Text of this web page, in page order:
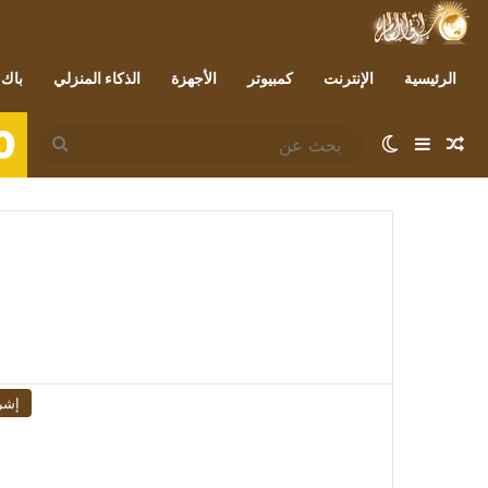
الرئيسية الإنترنت كمبيوتر الأجهزة الذكاء المنزلي
مقال عشوائي
إضافة عمود جانبي
الوضع المظلم
بحث
عن